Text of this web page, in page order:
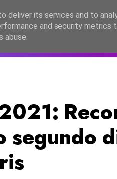
FC2026 EASC2026
segundo
deliver its services and to
and security metrics
abuse.